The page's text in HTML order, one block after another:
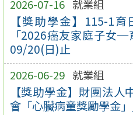
2026-07-16 就業組
【獎助學金】115-1
「2026癌友家庭子女
09/20(日)止
2026-06-29 就業組
【獎助學金】財團法
會「心臟病童獎勵學金